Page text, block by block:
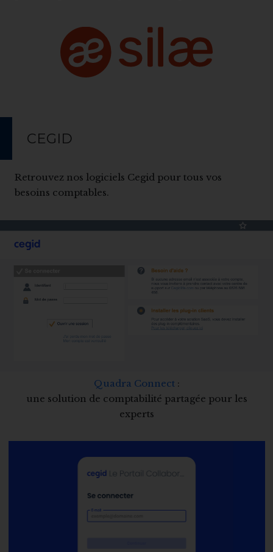
CEGID
Retrouvez nos logiciels Cegid pour tous vos
besoins comptables.
Quadra Connect:
une solution de comptabilité partagée pour les
experts